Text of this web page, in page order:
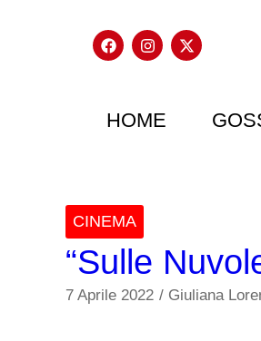
HOME
CINEMA
“Sulle
7 Aprile 2022 / Giuliana